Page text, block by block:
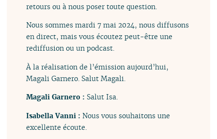
retours ou à nous poser toute question.
Nous sommes mardi 7 mai 2024, nous diffusons
en direct, mais vous écoutez peut-être une
rediffusion ou un podcast.
À la réalisation de l’émission aujourd’hui,
Magali Garnero. Salut Magali.
Magali Garnero : Salut Isa.
Isabella Vanni :Nous vous souhaitons une
excellente écoute.